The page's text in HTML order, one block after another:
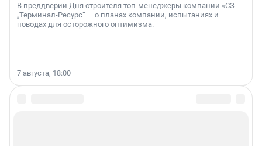
В преддверии Дня строителя топ-менеджеры компании «СЗ
„Терминал-Ресурс“ — о планах компании, испытаниях и
поводах для осторожного оптимизма.
7 августа, 18:00